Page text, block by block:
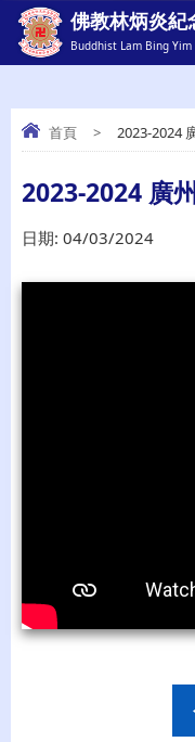
佛教林炳炎紀
Buddhist Lam Bing
2023-
首頁 > 2023-2024
2023-2024 廣
日期: 04/03/2024